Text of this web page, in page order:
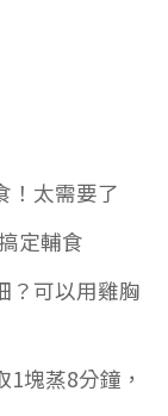
！太需要了
定輔食
？可以用雞胸
塊蒸8分鐘，